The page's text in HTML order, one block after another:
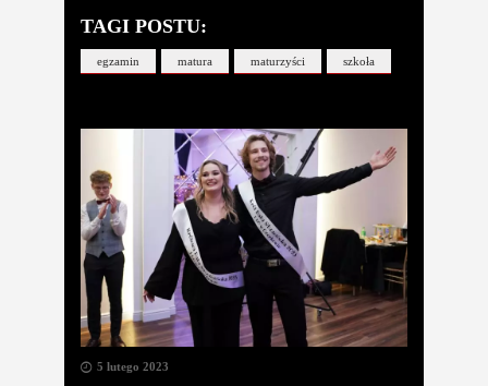
TAGI POSTU:
egzamin matura maturzyści szkoła
5 lutego 2023